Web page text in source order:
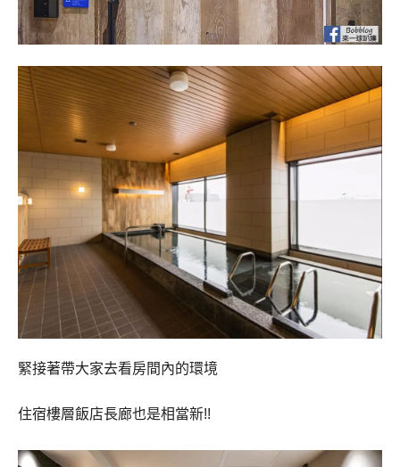
緊接著帶大家去看房間內的環境
住宿樓層飯店長廊也是相當新!!